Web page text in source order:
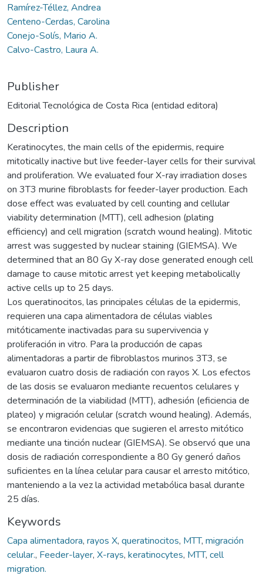
Ramírez-Téllez, Andrea
Centeno-Cerdas, Carolina
Conejo-Solís, Mario A.
Calvo-Castro, Laura A.
Publisher
Editorial Tecnológica de Costa Rica (entidad editora)
Description
Keratinocytes, the main cells of the epidermis, require
mitotically inactive but live feeder-layer cells for their survival
and proliferation. We evaluated four X-ray irradiation doses
on 3T3 murine fibroblasts for feeder-layer production. Each
dose effect was evaluated by cell counting and cellular
viability determination (MTT), cell adhesion (plating
efficiency) and cell migration (scratch wound healing). Mitotic
arrest was suggested by nuclear staining (GIEMSA). We
determined that an 80 Gy X-ray dose generated enough cell
damage to cause mitotic arrest yet keeping metabolically
active cells up to 25 days.
Los queratinocitos, las principales células de la epidermis,
requieren una capa alimentadora de células viables
mitóticamente inactivadas para su supervivencia y
proliferación in vitro. Para la producción de capas
alimentadoras a partir de fibroblastos murinos 3T3, se
evaluaron cuatro dosis de radiación con rayos X. Los efectos
de las dosis se evaluaron mediante recuentos celulares y
determinación de la viabilidad (MTT), adhesión (eficiencia de
plateo) y migración celular (scratch wound healing). Además,
se encontraron evidencias que sugieren el arresto mitótico
mediante una tinción nuclear (GIEMSA). Se observó que una
dosis de radiación correspondiente a 80 Gy generó daños
suficientes en la línea celular para causar el arresto mitótico,
manteniendo a la vez la actividad metabólica basal durante
25 días.
Keywords
Capa alimentadora, rayos X, queratinocitos, MTT, migración
celular., Feeder-layer, X-rays, keratinocytes, MTT, cell
migration.